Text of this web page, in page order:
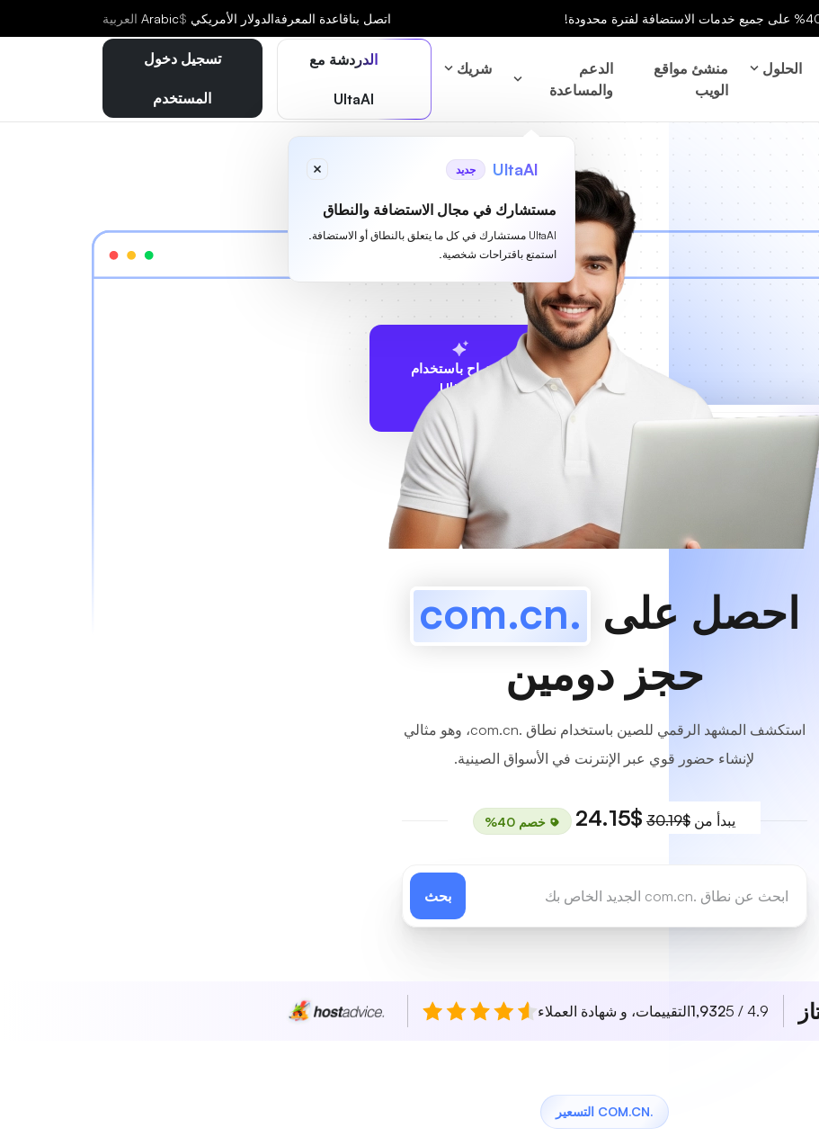
اتصل بناقاعدة المعرفةالدولار الأمريكي $
Arabic العربية
الحلول
منشئ مواقع
الويب
الدعم
والمساعدة
شريك الدردشة مع
UltaAI
UltaAI جديد
مستشارك في مجال الاستضافة والنطاق
UltaAI مستشارك في كل ما يتعلق بالنطاق أو الاستضافة.
استمتع باقتراحات شخصية.
تسجيل دخول
المستخدم
الاقتراح باستخدام
UltaAI
متاح!
احصل على .com.cn
حجز دومين
استكشف المشهد الرقمي للصين باستخدام نطاق .com.cn، وهو مثالي
لإنشاء حضور قوي عبر الإنترنت في الأسواق الصينية.
يبدأ من $30.19
$24.15 خصم 40%
بحث
4.9 / 5
1,932التقييمات، و شهادة العملاء
.COM.CN التسعير